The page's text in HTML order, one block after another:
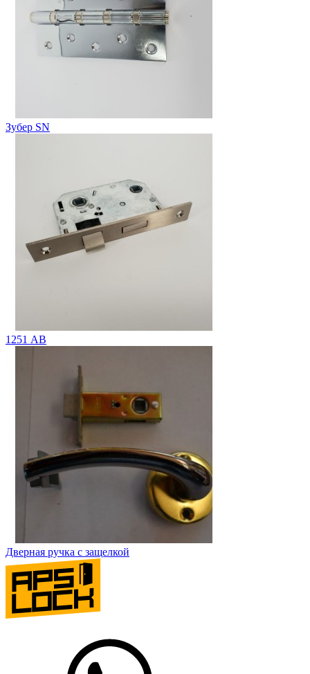
Зубер SN
1251 АВ
Дверная ручка с защелкой